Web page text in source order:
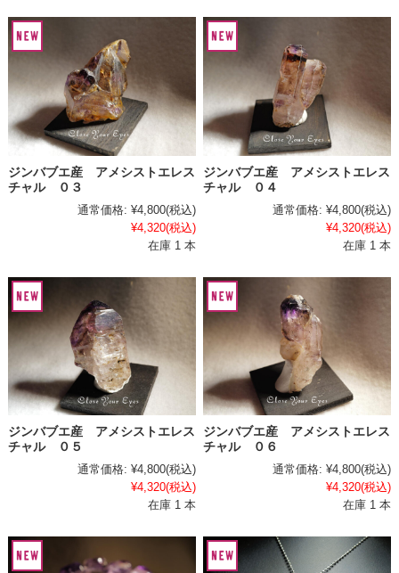
ジンバブエ産 アメシストエレス
チャル ０３
通常価格: ¥4,800(税込)
¥4,320(税込)
在庫 1 本
ジンバブエ産 アメシストエレス
チャル ０４
通常価格: ¥4,800(税込)
¥4,320(税込)
在庫 1 本
ジンバブエ産 アメシストエレス
チャル ０５
通常価格: ¥4,800(税込)
¥4,320(税込)
在庫 1 本
ジンバブエ産 アメシストエレス
チャル ０６
通常価格: ¥4,800(税込)
¥4,320(税込)
在庫 1 本